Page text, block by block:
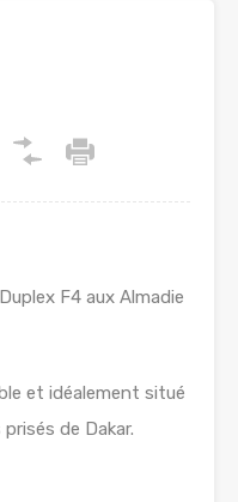
F4 aux Almadie
et idéalement situé
de Dakar.